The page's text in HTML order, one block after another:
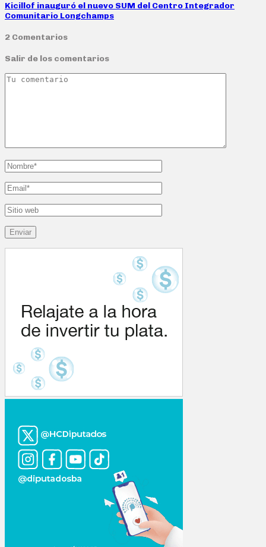
Kicillof inauguró el nuevo SUM del Centro Integrador
Comunitario Longchamps
2 Comentarios
Salir de los comentarios